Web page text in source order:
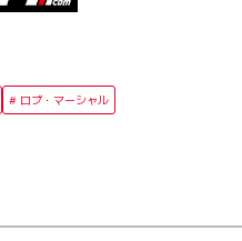
ロブ・マーシャル